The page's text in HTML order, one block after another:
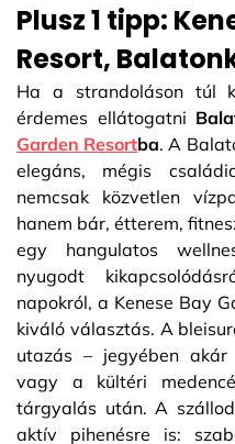
Plusz 1 tipp:
Resort,
Ha a strandoláson túl
érdemes ellátogatni
Garden Resortba. A
elegáns, mégis
nemcsak közvetlen
hanem bár, étterem,
egy hangulatos
nyugodt
napokról, a Kenese Bay
kiváló választás. A
utazás – jegyében akár
vagy a kültéri
tárgyalás után. A
aktív pihenésre is: